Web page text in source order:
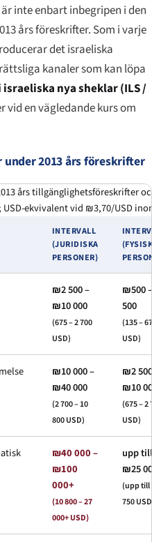
inte enbart inbegripen i den
års föreskrifter. Som i varje
det israeliska
kanaler som kan löpa
israeliska nya sheklar (ILS /
vid en vägledande kurs om
2013 års föreskrifter
års tillgänglighetsföreskrifter
USD-ekvivalent vid ₪3,70/USD
INTERVALL
(JURIDISKA
PERSONER)
₪2 500 –
₪10 000
(675 – 2 700
USD)
₪500
500
(135 –
USD)
₪10 000 –
₪40 000
(2 700 – 10
800 USD)
₪2
₪10
(675 – 2
USD)
₪40 000 –
₪100
000+
(10 800 – 27
000+ USD)
upp till
₪25
(upp till
750